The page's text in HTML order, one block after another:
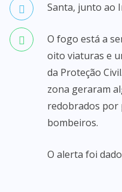
Santa, junto ao
O fogo está a
oito viaturas e
da Proteção
zona geraram
redobrados por
bombeiros.
O alerta foi